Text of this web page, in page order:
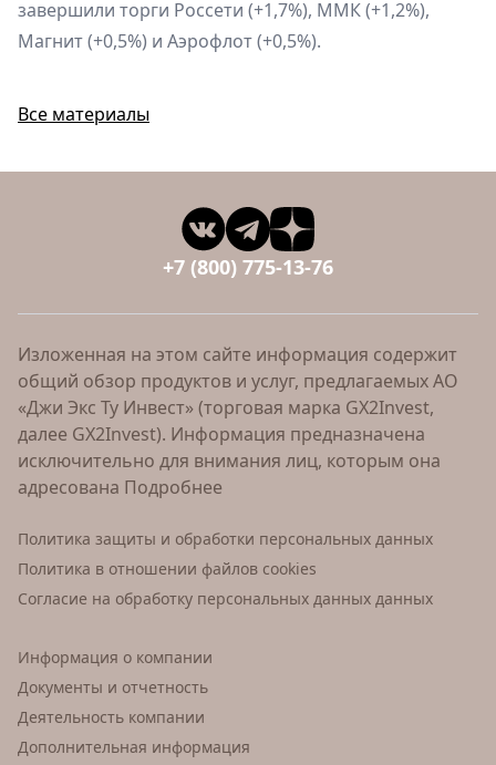
завершили торги Россети (+1,7%), ММК (+1,2%),
Магнит (+0,5%) и Аэрофлот (+0,5%).
Все материалы
+7 (800) 775-13-76
Изложенная на этом сайте информация содержит
общий обзор продуктов и услуг, предлагаемых АО
«Джи Экс Ту Инвест» (торговая марка GX2Invest,
далее GX2Invest). Информация предназначена
исключительно для внимания лиц, которым она
адресована Подробнее
Политика защиты и обработки персональных данных
Политика в отношении файлов cookies
Согласие на обработку персональных данных данных
Информация о компании
Документы и отчетность
Деятельность компании
Дополнительная информация